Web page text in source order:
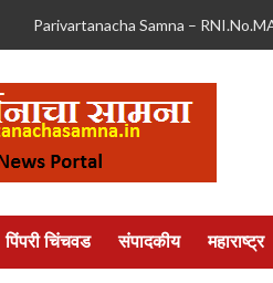
Parivartanacha Samna –
पिंपरी चिंचवड संपादकीय महाराष्ट्र